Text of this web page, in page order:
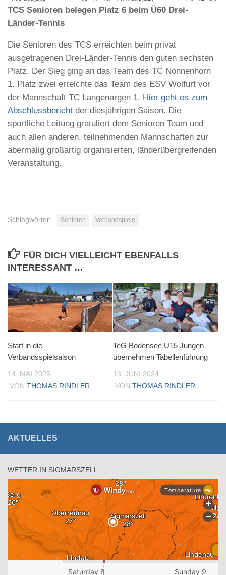
TCS Senioren belegen Platz 6 beim Ü60 Drei-
Länder-Tennis
Die Senioren des TCS erreichten beim privat
ausgetragenen Drei-Länder-Tennis den guten sechsten
Platz. Der Sieg ging an das Team des TC Nonnenhorn
1. Platz zwei erreichte das Team des ESV Wolfurt vor
der Mannschaft TC Langenargen 1. Hier geht es zum
Abschlussbericht der diesjährigen Saison. Die
sportliche Leitung gratuliert dem Senioren Team und
auch allen anderen, teilnehmenden Mannschaften zur
abermalig großartig organisierten, länderübergreifenden
Veranstaltung.
Schlagwörter: Senioren Verbandspiele
FÜR DICH VIELLEICHT EBENFALLS
INTERESSANT …
Start in die
Verbandsspielsaison
14. MAI 2025
VON THOMAS RINDLER
TeG Bodensee U15 Jungen
übernehmen Tabellenführung
13. JUNI 2024
VON THOMAS RINDLER
AKTUELLES
WETTER IN SIGMARSZELL